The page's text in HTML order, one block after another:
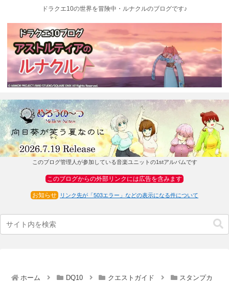
ドラクエ10の世界を冒険中・ルナクルのブログです♪
このブログ管理人が参加している音楽ユニットの1stアルバムです
このブログからの外部リンクには広告を含みます
お知らせ リンク先が「503エラー」などの表示になる件について
ホーム DQ10 クエストガイド
スタンプカ